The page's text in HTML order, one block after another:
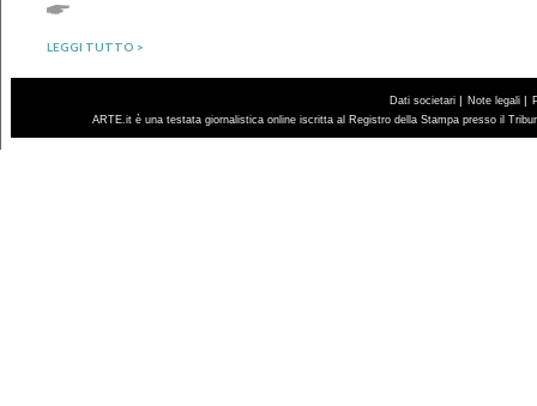
LEGGI TUTTO >
Dati societari | Note legali |
ARTE.it è una testata giornalistica online iscritta al Registro della Stampa presso il